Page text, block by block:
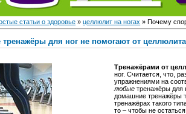
статьи о здоровье »целлюлит на ногах » Почему
для ног не помогают от целлюлита
Тренажёрами от
ног. Считается, что,
упражнениями на
любые тренажёры для
домашние тренажёры
тренажёрах такого
то – чтобы не